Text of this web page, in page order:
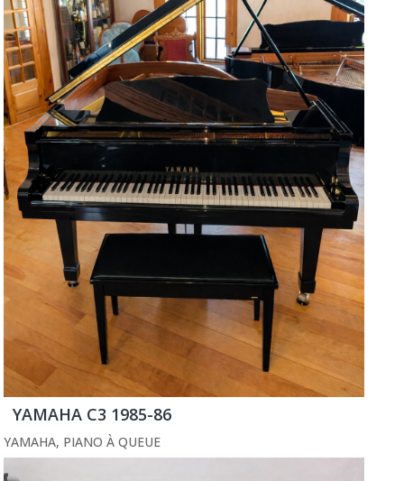
YAMAHA C3 1985-86
YAMAHA, PIANO À QUEUE